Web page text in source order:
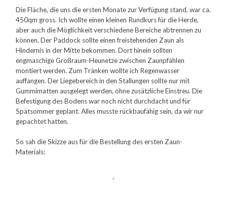
Die Fläche, die uns die ersten Monate zur Verfügung stand, war ca.
450qm gross. Ich wollte einen kleinen Rundkurs für die Herde,
aber auch die Möglichkeit verschiedene Bereiche abtrennen zu
können. Der Paddock sollte einen freistehenden Zaun als
Hindernis in der Mitte bekommen. Dort hinein sollten
engmaschige Großraum-Heunetze zwischen Zaunpfählen
montiert werden. Zum Tränken wollte ich Regenwasser
auffangen. Der Liegebereich in den Stallungen sollte nur mit
Gummimatten ausgelegt werden, ohne zusätzliche Einstreu. Die
Befestigung des Bodens war noch nicht durchdacht und für
Spätsommer geplant. Alles musste rückbaufähig sein, da wir nur
gepachtet hatten.
So sah die Skizze aus für die Bestellung des ersten Zaun-
Materials: